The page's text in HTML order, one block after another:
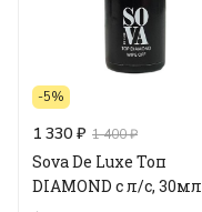
-5%
1 330 ₽ 1 400 ₽
Sova De Luxe Топ
DIAMOND c л/с, 30мл